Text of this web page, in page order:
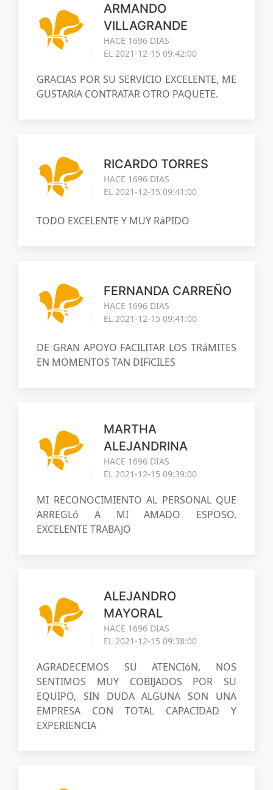
ARMANDO
VILLAGRANDE
HACE 1696 DIAS
EL 2021-12-15 09:42:00
GRACIAS POR SU SERVICIO EXCELENTE, ME
GUSTARíA CONTRATAR OTRO PAQUETE.
RICARDO TORRES
HACE 1696 DIAS
EL 2021-12-15 09:41:00
TODO EXCELENTE Y MUY RáPIDO
FERNANDA CARREÑO
HACE 1696 DIAS
EL 2021-12-15 09:41:00
DE GRAN APOYO FACILITAR LOS TRáMITES
EN MOMENTOS TAN DIFíCILES
MARTHA
ALEJANDRINA
HACE 1696 DIAS
EL 2021-12-15 09:39:00
MI RECONOCIMIENTO AL PERSONAL QUE
ARREGLó A MI AMADO ESPOSO.
EXCELENTE TRABAJO
ALEJANDRO
MAYORAL
HACE 1696 DIAS
EL 2021-12-15 09:38:00
AGRADECEMOS SU ATENCIóN, NOS
SENTIMOS MUY COBIJADOS POR SU
EQUIPO, SIN DUDA ALGUNA SON UNA
EMPRESA CON TOTAL CAPACIDAD Y
EXPERIENCIA